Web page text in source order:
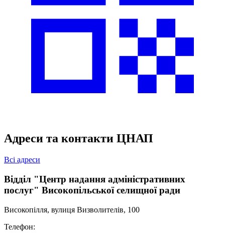
Адреси та контакти ЦНАП
Всі адреси
Відділ "Центр надання адміністративних
послуг" Високопільської селищної ради
Високопілля, вулиця Визволителів, 100
Телефон: